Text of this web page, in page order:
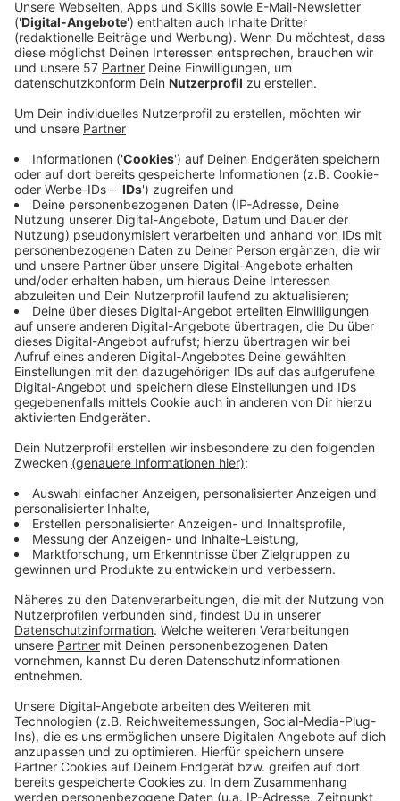
Anzeige
Zwei DJ-Superstars arbeiten zusammen.
Alok ist der DJ in Brasilien. Für Felix Jaehn gilt das
gleiche - nur eben in Europa. Da liegt es natürlich nah,
dass die beiden zusammen Musik machen. Für den
Gesang haben sich Felix und Alok mit The Vamps eine
der erfolgreichsten Pop-Bands Großbritanniens
dazugeholt. Bei soviel geballter Star-Power ist der Hit
fast garantiert. "All the lies" heißt die Nummer und ist
bereits auf dem Weg an die Spitze der Charts.
Anzeige
Wir benötigen Ihre
Zustimmung, um den YouTube
Video-Service zu laden!
Wir verwenden einen Service eines
Drittanbieters, um Videoinhalte
einzubetten. Dieser Service kann
Daten zu Ihren Aktivitäten
sammeln. Bitte lesen Sie die
Details durch und stimmen Sie der
Nutzung des Service zu, um dieses
Video anzusehen.
Mehr Informationen
Akzeptieren
powered byUsercentrics Consent
Management Platform
Alok & Felix Jaehn feat. The Vamps - All the Lies
Anzeige